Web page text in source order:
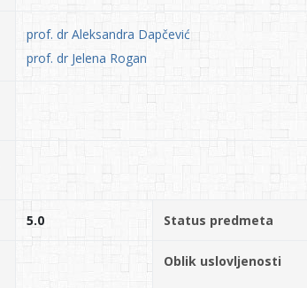
prof. dr Aleksandra Dapčević
prof. dr Jelena Rogan
5.0 Status predmeta
Oblik uslovljenosti